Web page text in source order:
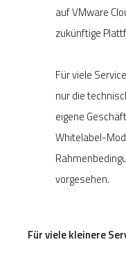
auf VMware
zukünftige
Für viele
nur die
eigene
Whitelabel-
vorgesehen.
Für viele kleinere